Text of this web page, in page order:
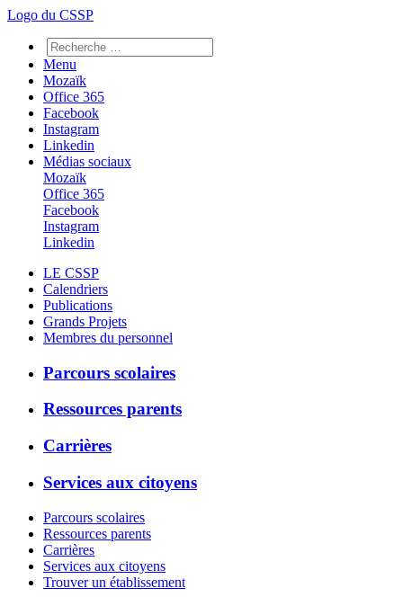
Logo du CSSP
Menu
Mozaïk
Office 365
Facebook
Instagram
Linkedin
Médias sociaux
Mozaïk
Office 365
Facebook
Instagram
Linkedin
LE CSSP
Calendriers
Publications
Grands Projets
Membres du personnel
Parcours scolaires
Ressources parents
Carrières
Services aux citoyens
Parcours scolaires
Ressources parents
Carrières
Services aux citoyens
Trouver un établissement